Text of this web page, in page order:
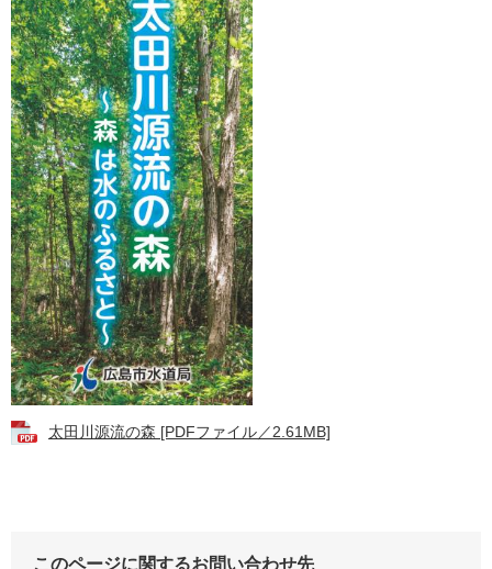
太田川源流の森 [PDFファイル／2.61MB]
このページに関するお問い合わせ先